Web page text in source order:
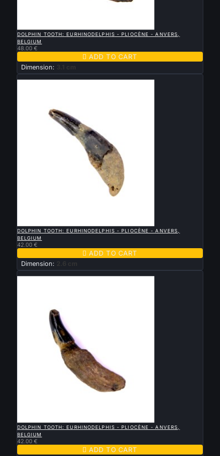
DOLPHIN TOOTH: EURHINODELPHIS - PLIOCÈNE - ANVERS,
BELGIUM
48.00 €
 ADD TO CART
Dimension: 3.1 cm
New
DOLPHIN TOOTH: EURHINODELPHIS - PLIOCÈNE - ANVERS,
BELGIUM
42.00 €
 ADD TO CART
Dimension: 2.6 cm
New
DOLPHIN TOOTH: EURHINODELPHIS - PLIOCÈNE - ANVERS,
BELGIUM
42.00 €
 ADD TO CART